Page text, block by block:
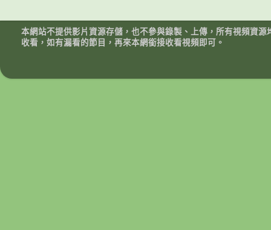
本網站不提供影片資源存儲，也不參與錄製、上傳，所有視頻資
收看，如有漏看的節目，再來本網銜接收看視頻即可。